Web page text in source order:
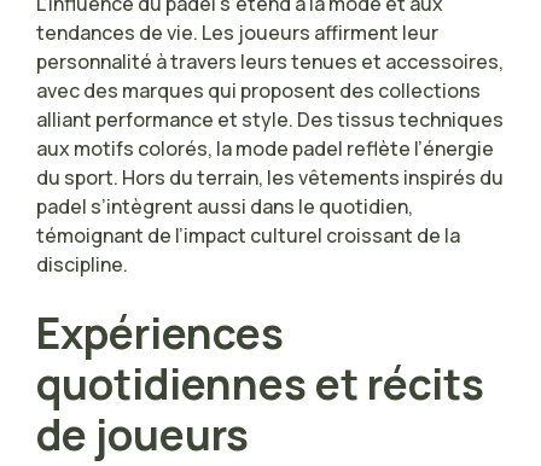
tendances de vie. Les joueurs affirment leur
personnalité à travers leurs tenues et accessoires,
avec des marques qui proposent des collections
alliant performance et style. Des tissus techniques
aux motifs colorés, la mode padel reflète l’énergie
du sport. Hors du terrain, les vêtements inspirés du
padel s’intègrent aussi dans le quotidien,
témoignant de l’impact culturel croissant de la
discipline.
Expériences
quotidiennes et récits
de joueurs